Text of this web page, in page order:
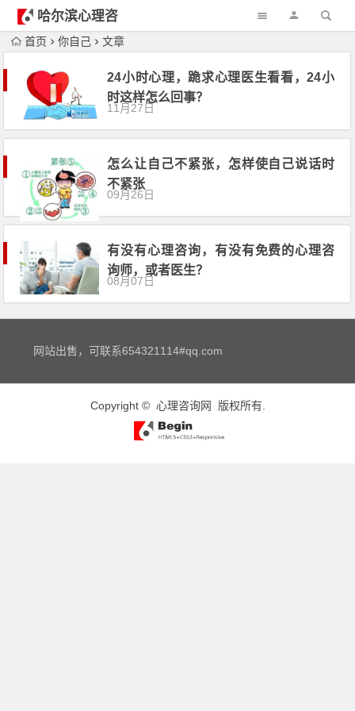
哈尔滨心理咨
询首页 你自己 文章
24小时心理，跪求心理医生看看，24小
时这样怎么回事？
11月27日
怎么让自己不紧张，怎样使自己说话时
不紧张
09月26日
有没有心理咨询，有没有免费的心理咨
询师，或者医生？
08月07日
网站出售，可联系654321114#qq.com
Copyright © 心理咨询网 版权所有.